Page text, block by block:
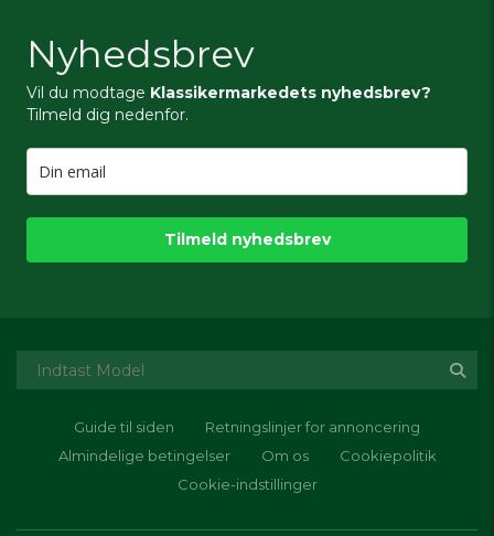
Nyhedsbrev
Vil du modtage Klassikermarkedets nyhedsbrev?
Tilmeld dig nedenfor.
Tilmeld nyhedsbrev
Guide til siden
Retningslinjer for annoncering
Almindelige betingelser
Om os
Cookiepolitik
Cookie-indstillinger